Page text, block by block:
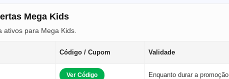
Mega Kids
para Mega Kids.
Código / Cupom Validade
Ver Código Enquanto durar a promoção